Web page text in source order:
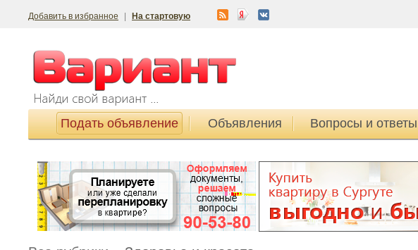
Добавить в избранное
На стартовую
Подать объявление Объявления Вопросы и ответы